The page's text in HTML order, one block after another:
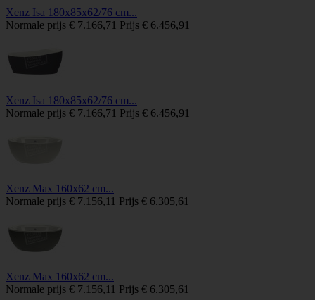
Xenz Isa 180x85x62/76 cm...
Normale prijs € 7.166,71 Prijs € 6.456,91
Xenz Isa 180x85x62/76 cm...
Normale prijs € 7.166,71 Prijs € 6.456,91
Xenz Max 160x62 cm...
Normale prijs € 7.156,11 Prijs € 6.305,61
Xenz Max 160x62 cm...
Normale prijs € 7.156,11 Prijs € 6.305,61